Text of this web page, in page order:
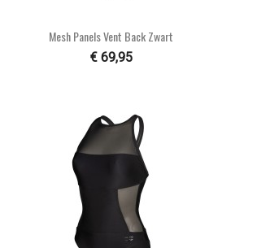
Snel bekijken
Mesh Panels Vent Back Zwart
€ 69,95